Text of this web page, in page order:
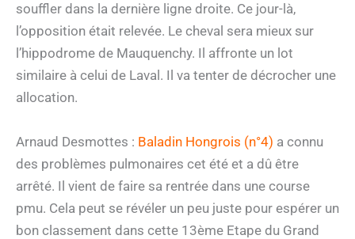
souffler dans la dernière ligne droite. Ce jour-là,
l’opposition était relevée. Le cheval sera mieux sur
l’hippodrome de Mauquenchy. Il affronte un lot
similaire à celui de Laval. Il va tenter de décrocher une
allocation.
Arnaud Desmottes : Baladin Hongrois (n°4) a connu
des problèmes pulmonaires cet été et a dû être
arrêté. Il vient de faire sa rentrée dans une course
pmu. Cela peut se révéler un peu juste pour espérer un
bon classement dans cette 13ème Etape du Grand